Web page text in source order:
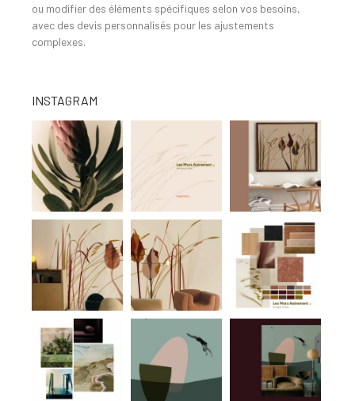
ou modifier des éléments spécifiques selon vos besoins,
avec des devis personnalisés pour les ajustements
complexes.
INSTAGRAM